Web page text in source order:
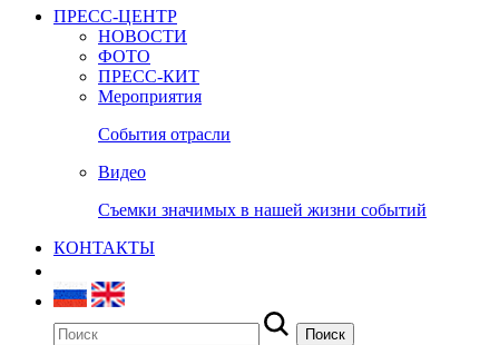
ПРЕСС-ЦЕНТР
НОВОСТИ
ФОТО
ПРЕСС-КИТ
Мероприятия
События отрасли
Видео
Съемки значимых в нашей жизни событий
КОНТАКТЫ